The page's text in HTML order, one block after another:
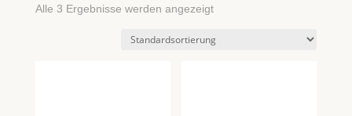
Alle 3 Ergebnisse werden angezeigt